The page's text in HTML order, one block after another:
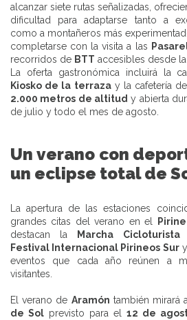
alcanzar siete rutas señalizadas,
dificultad para adaptarse tanto a
como a montañeros más
completarse con la visita a las
recorridos de BTT accesibles desde
La oferta gastronómica incluirá la
Kiosko de la terrazay la cafetería
2.000 metros de altitud y abierta
de julio y todo el mes de agosto.
Un verano con
un eclipse total de
La apertura de las estaciones
grandes citas del verano en el
destacan la
Marcha Cicloturista
Festival Internacional Pirineos Sury
eventos que cada año reúnen a
visitantes.
El verano de Aramón también mirará
de Sol previsto para el 12 de